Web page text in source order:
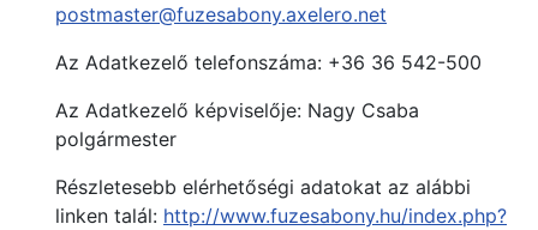
postmaster@fuzesabony.axelero.net
Az Adatkezelő telefonszáma: +36 36 542-500
Az Adatkezelő képviselője: Nagy Csaba
polgármester
Részletesebb elérhetőségi adatokat az alábbi
linken talál: http://www.fuzesabony.hu/index.php?